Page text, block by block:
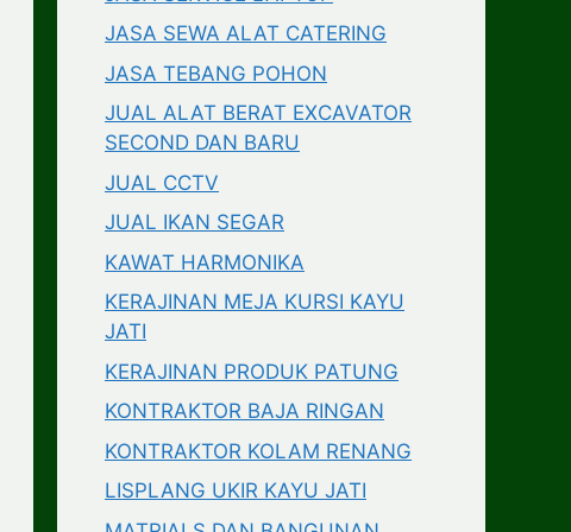
JASA SEWA ALAT CATERING
JASA TEBANG POHON
JUAL ALAT BERAT EXCAVATOR
SECOND DAN BARU
JUAL CCTV
JUAL IKAN SEGAR
KAWAT HARMONIKA
KERAJINAN MEJA KURSI KAYU
JATI
KERAJINAN PRODUK PATUNG
KONTRAKTOR BAJA RINGAN
KONTRAKTOR KOLAM RENANG
LISPLANG UKIR KAYU JATI